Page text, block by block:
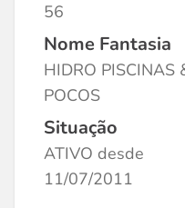
56
Nome Fantasia
HIDRO PISCINAS
POCOS
Situação
ATIVO desde
11/07/2011